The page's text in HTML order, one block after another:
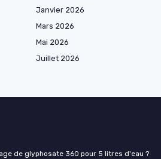
Janvier 2026
Mars 2026
Mai 2026
Juillet 2026
de glyphosate 360 pour 5 litres d'eau ?